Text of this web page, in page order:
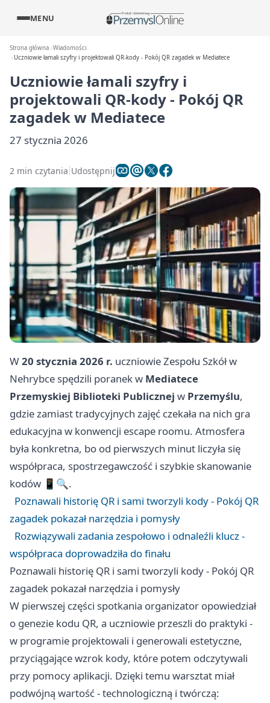
MENU
Strona główna Wiadomości
Uczniowie łamali szyfry i projektowali QR-kody - Pokój QR zagadek w Mediatece
Uczniowie łamali szyfry i
projektowali QR-kody - Pokój QR
zagadek w Mediatece
27 stycznia 2026
2 min czytania Udostępnij
W20 stycznia 2026 r. uczniowie Zespołu Szkół w
Nehrybce spędzili poranek w Mediatece
Przemyskiej Biblioteki Publicznej w Przemyślu,
gdzie zamiast tradycyjnych zajęć czekała na nich gra
edukacyjna w konwencji escape roomu. Atmosfera
była konkretna, bo od pierwszych minut liczyła się
współpraca, spostrzegawczość i szybkie skanowanie
kodów 📱🔍.
Poznawali historię QR i sami tworzyli kody - Pokój QR
zagadek pokazał narzędzia i pomysły
Rozwiązywali zadania zespołowo i odnaleźli klucz -
współpraca doprowadziła do finału
Poznawali historię QR i sami tworzyli kody - Pokój QR
zagadek pokazał narzędzia i pomysły
W pierwszej części spotkania organizator opowiedział
o genezie kodu QR, a uczniowie przeszli do praktyki -
w programie projektowali i generowali estetyczne,
przyciągające wzrok kody, które potem odczytywali
przy pomocy aplikacji. Dzięki temu warsztat miał
podwójną wartość - technologiczną i twórczą: